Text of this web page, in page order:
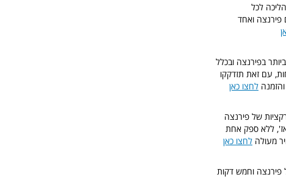
מרכזי ליד האופיצי של פירנצה שבמרכז העיר, 5 דקות הליכה לכל
פירנצה ואחד
ה 14, אחד המלונות הטובים ביותר בפירנצה ובכלל
עם זאת תזדקקו
לחצו כאן
העיר 3 דקות הליכה מכל האטרקציות של פירנצה
ללא ספק אחת
מעולה לחצו כאן
פירנצה וחמש דקות